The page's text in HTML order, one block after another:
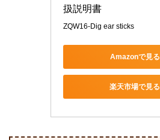
扱説明書
ZQW16-Dig ear sticks
Amazonで見る
楽天市場で見る